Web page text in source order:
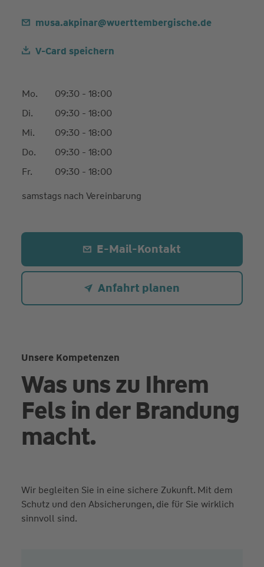
musa.akpinar@wuerttembergische.de
V-Card speichern
Mo.
09:30 - 18:00
Di.
09:30 - 18:00
Mi.
09:30 - 18:00
Do.
09:30 - 18:00
Fr.
09:30 - 18:00
samstags nach Vereinbarung
E-Mail-Kontakt
Anfahrt planen
Unsere Kompetenzen
Was uns zu Ihrem
Fels in der Brandung
macht.
Wir begleiten Sie in eine sichere Zukunft. Mit dem
Schutz und den Absicherungen, die für Sie wirklich
sinnvoll sind.